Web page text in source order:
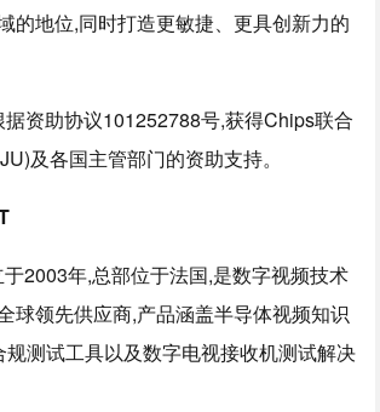
的地位,同时打造更敏捷、更具创新力的
资助协议101252788号,获得Chips联合
及各国主管部门的资助支持。
2003年,总部位于法国,是数字视频技术
球领先供应商,产品涵盖半导体视频知识
规测试工具以及数字电视接收机测试解决